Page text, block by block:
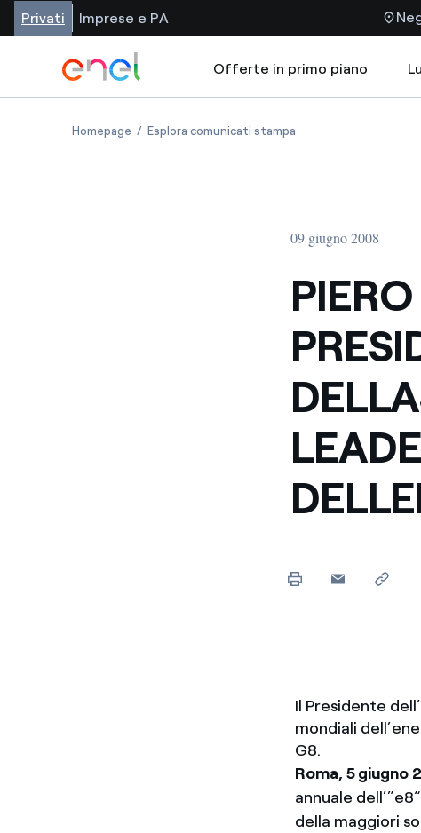
Privati Imprese e PA
Offerte in primo piano
Homepage Esplora comunicati stampa
09 giugno 2008
Il Presidente
mondiali
G8.
Roma, 5 giugno
annuale
della maggiori